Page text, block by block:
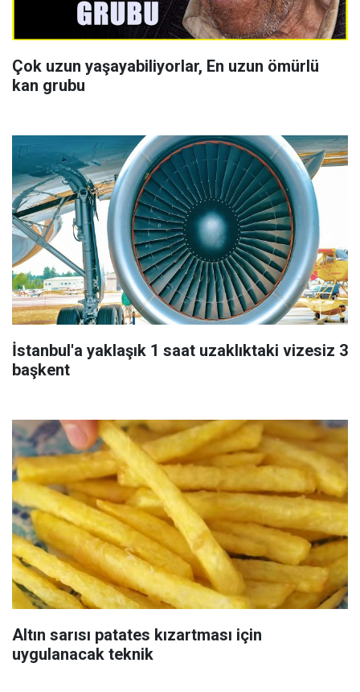
Çok uzun yaşayabiliyorlar, En uzun ömürlü
kan grubu
İstanbul'a yaklaşık 1 saat uzaklıktaki vizesiz 3
başkent
Altın sarısı patates kızartması için
uygulanacak teknik